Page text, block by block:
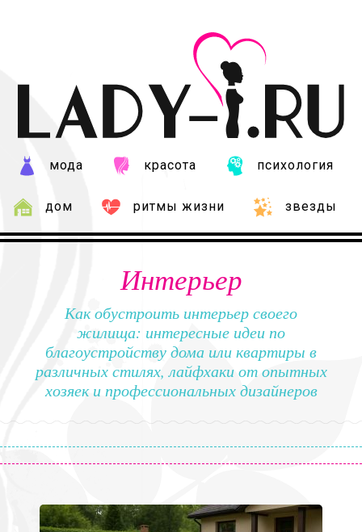
мода красота психология
дом ритмы жизни звезды
Интерьер
Как обустроить интерьер своего
жилища: интересные идеи по
благоустройству дома или квартиры в
различных стилях, лайфхаки от опытных
хозяек и профессиональных дизайнеров